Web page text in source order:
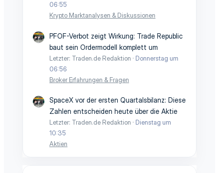
06:55
Krypto Marktanalysen & Diskussionen
PFOF-Verbot zeigt Wirkung: Trade Republic
baut sein Ordermodell komplett um
Letzter: Traden.de Redaktion
Donnerstag um
06:56
Broker Erfahrungen & Fragen
SpaceX vor der ersten Quartalsbilanz: Diese
Zahlen entscheiden heute über die Aktie
Letzter: Traden.de Redaktion
Dienstag um
10:35
Aktien